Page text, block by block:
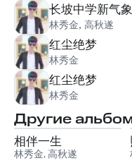
长坡中学新气象
林秀金, 高秋遂
红尘绝梦
林秀金
红尘绝梦
林秀金
Другие
相伴一生
林秀金,高秋遂